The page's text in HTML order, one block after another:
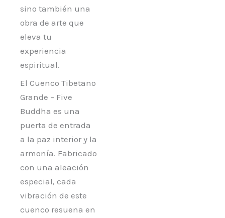
sino también una
obra de arte que
eleva tu
experiencia
espiritual.
El Cuenco Tibetano
Grande – Five
Buddha es una
puerta de entrada
a la paz interior y la
armonía. Fabricado
con una aleación
especial, cada
vibración de este
cuenco resuena en